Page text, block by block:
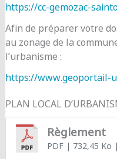
https://cc-gemozac-
Afin de préparer votre
au zonage de la
l’urbanisme :
https://www.geoportail-
PLAN LOCAL
Règlement
PDF| 732,45 Ko